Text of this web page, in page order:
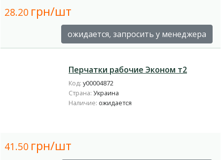
28.20 грн/шт
ожидается, запросить у менеджера
Перчатки рабочие Эконом т2
Код: у00004872
Страна: Украина
Наличие: ожидается
41.50 грн/шт